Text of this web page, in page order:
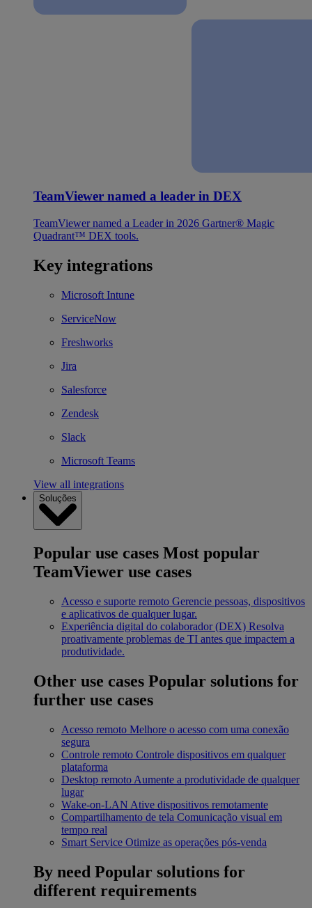
TeamViewer named a leader in DEX
TeamViewer named a Leader in 2026 Gartner® Magic
Quadrant™ DEX tools.
Key integrations
Microsoft Intune
ServiceNow
Freshworks
Jira
Salesforce
Zendesk
Slack
Microsoft Teams
View all integrations
Soluções
Popular use cases Most popular
TeamViewer use cases
Acesso e suporte remoto Gerencie pessoas, dispositivos
e aplicativos de qualquer lugar.
Experiência digital do colaborador (DEX) Resolva
proativamente problemas de TI antes que impactem a
produtividade.
Other use cases Popular solutions for
further use cases
Acesso remoto Melhore o acesso com uma conexão
segura
Controle remoto Controle dispositivos em qualquer
plataforma
Desktop remoto Aumente a produtividade de qualquer
lugar
Wake-on-LAN Ative dispositivos remotamente
Compartilhamento de tela Comunicação visual em
tempo real
Smart Service Otimize as operações pós-venda
By need Popular solutions for
different requirements